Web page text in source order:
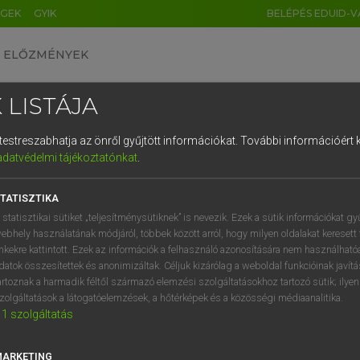
GYIK BELÉPÉS EDUID-
ELŐZMÉNYEK
egyetemes nagyszótár
VAN ELŐFIZETÉSED?
megtekintéséhez.
LISTÁJA
az önről gyűjtött információkat. További információért
tájékoztatónkat.
statisztikai sütiket „teljesítménysütiknek” is nevezik. Ezek a sütik információkat
használatának módjáról, többek között arról, hogy milyen oldalakat keresett
kattintott. Ezek az információk a felhasználó azonosítására nem
összesítettek és anonimizáltak. Céljuk kizárólag a weboldal funkcióinak
a harmadik féltől származó elemzési szolgáltatásokhoz tartozó sütik;
a látogatóelemzések, a hőtérképek és a közösségi médiaanalitika.
1 szolgáltatás
DE CN FR ES IT NL
1 2 3 4 5 6 7 8 9
q w e r t z u i
a s d f g h j k l é
í y x c v b n m , .